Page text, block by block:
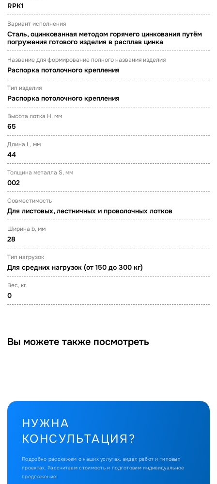
RPK1
Вариант исполнения
Сталь, оцинкованная методом горячего цинкования путём
погружения готового изделия в расплав цинка
Название для формирование полного названия изделия
Распорка потолочного крепления
Тип изделия
Распорка потолочного крепления
Высота лотка H, мм
65
Длина L, мм
44
Толщина металла S, мм
002
Совместимость
Для листовых, лестничных и проволочных лотков
Ширина b, мм
28
Тип нагрузок
Для средних нагрузок (от 150 до 300 кг)
Вес, кг
0
Вы можете также посмотреть
НУЖНА
КОНСУЛЬТАЦИЯ?
Подробно расскажем о наших услугах, видах работ и типовых
проектах. Рассчитаем стоимость и подготовим индивидуальное
предложение!